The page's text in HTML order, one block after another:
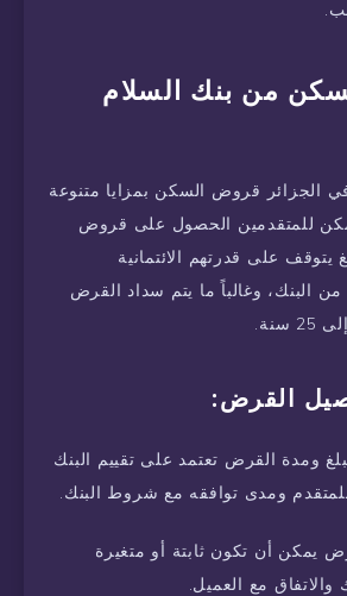
من بنك السلام
الجزائر قروض السكن بمزايا متنوعة
للمتقدمين الحصول على قروض
يتوقف على قدرتهم الائتمانية
البنك، وغالباً ما يتم سداد القرض
القرض:
ومدة القرض تعتمد على تقييم البنك
للمتقدم ومدى توافقه مع شروط البنك.
يمكن أن تكون ثابتة أو متغيرة
مع العميل.